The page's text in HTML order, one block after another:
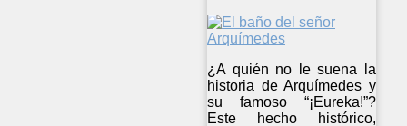
¿A quién no le suena la
historia de Arquímedes y
su famoso “¡Eureka!”?
Este hecho histórico,